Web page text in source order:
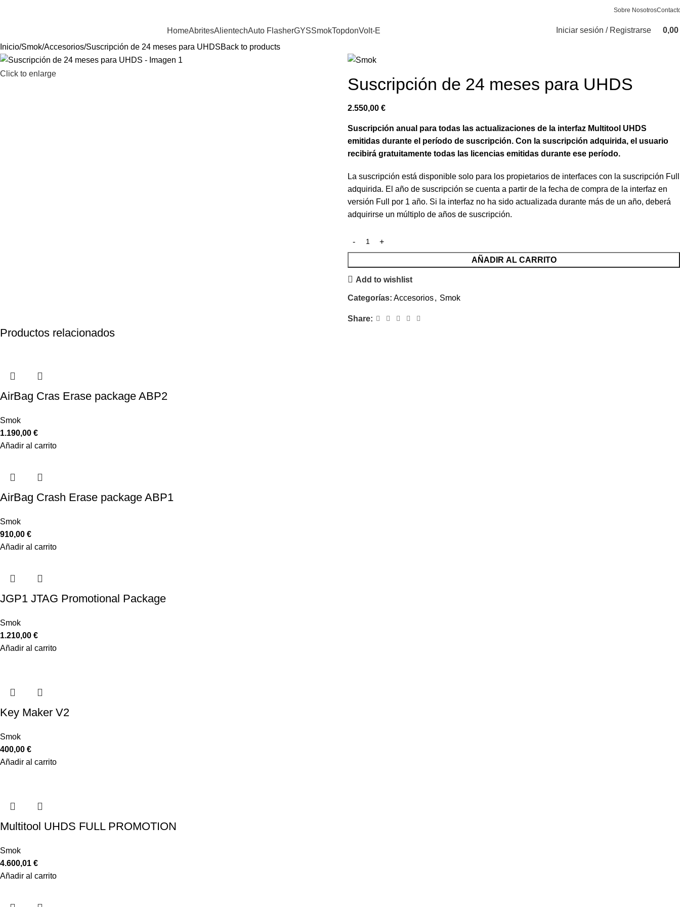
Sobre Nosotros
HomeAbritesAlientechAuto FlasherGYSSmokTopdonVolt-E Iniciar sesión / Registrarse
0,00
Inicio Smok Accesorios Suscripción de 24 meses para UHDSBack to products
Click to enlarge
Suscripción de 24 meses para UHDS
2.550,00 €
Suscripción anual para todas las actualizaciones de la interfaz Multitool UHDS
emitidas durante el período de suscripción. Con la suscripción adquirida, el usuario
recibirá gratuitamente todas las licencias emitidas durante ese período.
La suscripción está disponible solo para los propietarios de interfaces con la suscripción Full
adquirida. El año de suscripción se cuenta a partir de la fecha de compra de la interfaz en
versión Full por 1 año. Si la interfaz no ha sido actualizada durante más de un año, deberá
adquirirse un múltiplo de años de suscripción.
AÑADIR AL CARRITO
Add to wishlist
Categorías: Accesorios, Smok
Share:
Productos relacionados
AirBag Cras Erase package ABP2
Smok
1.190,00 €
Añadir al carrito
AirBag Crash Erase package ABP1
Smok
910,00 €
Añadir al carrito
JGP1 JTAG Promotional Package
Smok
1.210,00 €
Añadir al carrito
Key Maker V2
Smok
400,00 €
Añadir al carrito
Multitool UHDS FULL PROMOTION
Smok
4.600,01 €
Añadir al carrito